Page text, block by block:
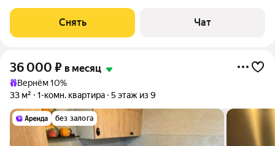
Холодильник Микроволновка Дом - монолитный. В подъезде 2
лифта - 1 грузовой
Снять Чат
36 000 ₽ в месяц
Вернём 10%
33 м²
1-комн. квартира 5 этаж из 9
без залога